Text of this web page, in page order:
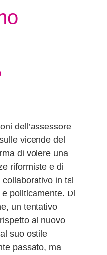
dell’assessore
vicende del
di volere una
riformiste e di
in tal
politicamente. Di
un tentativo
al nuovo
suo ostile
passato, ma